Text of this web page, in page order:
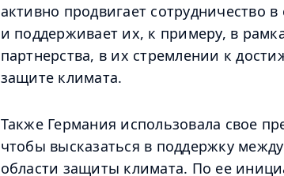
активно продвигает сотрудничество
и поддерживает их, к примеру, в
партнерства, в их стремлении к
защите климата.
Также Германия использовала свое
чтобы высказаться в поддержку
области защиты климата. По ее